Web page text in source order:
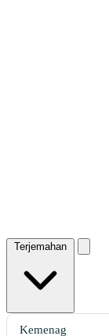
Terjemahan